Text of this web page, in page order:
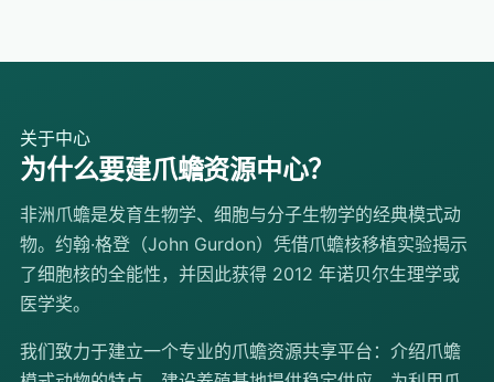
关于中心
为什么要建爪蟾资源中心？
非洲爪蟾是发育生物学、细胞与分子生物学的经典模式动
物。约翰·格登（John Gurdon）凭借爪蟾核移植实验揭示
了细胞核的全能性，并因此获得 2012 年诺贝尔生理学或
医学奖。
我们致力于建立一个专业的爪蟾资源共享平台：介绍爪蟾